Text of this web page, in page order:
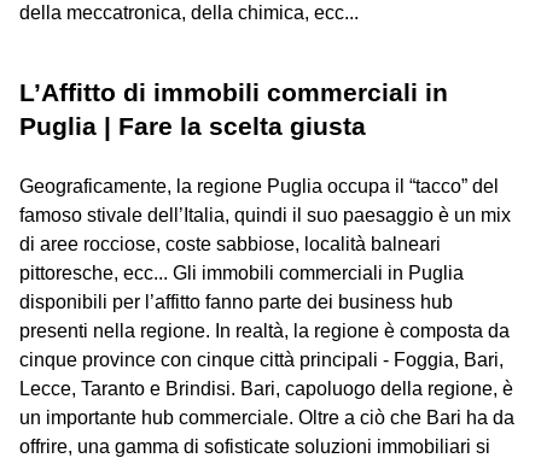
della meccatronica, della chimica, ecc...
L’Affitto di immobili commerciali in
Puglia | Fare la scelta giusta
Geograficamente, la regione Puglia occupa il “tacco” del
famoso stivale dell’Italia, quindi il suo paesaggio è un mix
di aree rocciose, coste sabbiose, località balneari
pittoresche, ecc... Gli immobili commerciali in Puglia
disponibili per l’affitto fanno parte dei business hub
presenti nella regione. In realtà, la regione è composta da
cinque province con cinque città principali - Foggia, Bari,
Lecce, Taranto e Brindisi. Bari, capoluogo della regione, è
un importante hub commerciale. Oltre a ciò che Bari ha da
offrire, una gamma di sofisticate soluzioni immobiliari si